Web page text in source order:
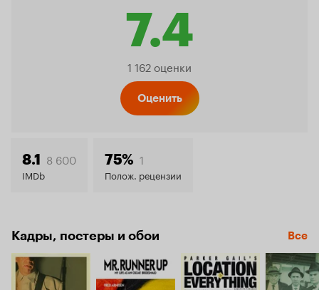
7.4
Рейтинг
7.4
1 162 оценки
Оценить
8.1 8 600
IMDb
75% 1
Полож. рецензии
Кадры, постеры и обои Все